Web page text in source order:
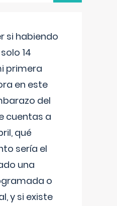
si habiendo
14
primera
en este
del
cuentas a
qué
sería el
una
o
y si existe